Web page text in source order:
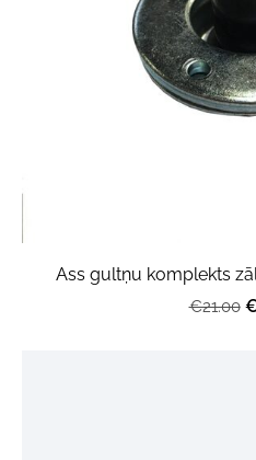
Ass gultņu komplekts
€21.00